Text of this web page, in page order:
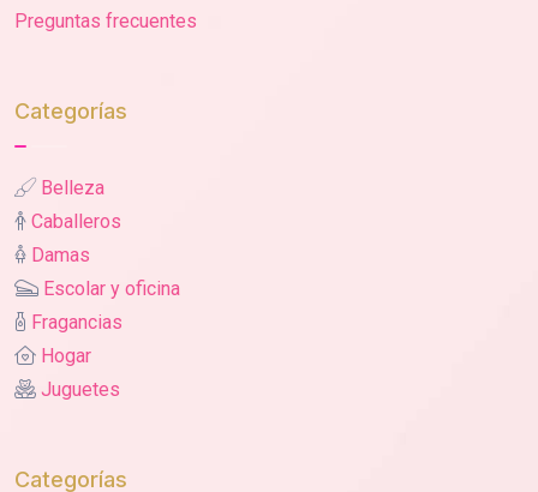
Preguntas frecuentes
Categorías
Belleza
Caballeros
Damas
Escolar y oficina
Fragancias
Hogar
Juguetes
Categorías